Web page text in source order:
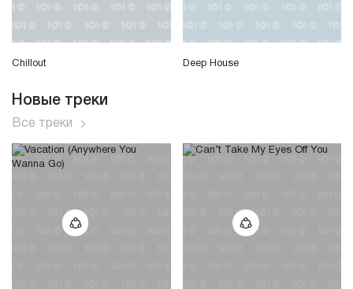
Chillout Deep House
Новые треки
Все треки